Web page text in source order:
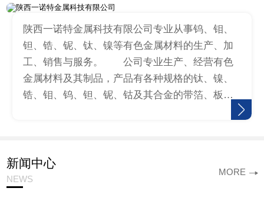
陕西一诺特金属科技有限公司专业从事钨、钼、
钽、锆、铌、钛、镍等有色金属材料的生产、加
工、销售与服务。 公司专业生产、经营有色
金属材料及其制品，产品有各种规格的钛、镍、
锆、钼、钨、钽、铌、钴及其合金的带箔、板、
新闻中心
NEWS
MORE